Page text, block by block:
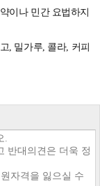
이나 민간 요법하지
, 밀가루, 콜라, 커피